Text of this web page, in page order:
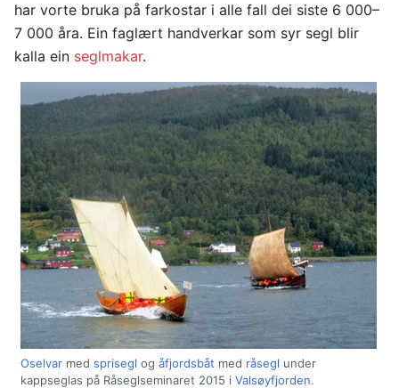
har vorte bruka på farkostar i alle fall dei siste 6 000–
7 000 åra. Ein faglært handverkar som syr segl blir
kalla ein seglmakar.
Oselvar med sprisegl og åfjordsbåt med råsegl under
kappseglas på Råseglseminaret 2015 i Valsøyfjorden.